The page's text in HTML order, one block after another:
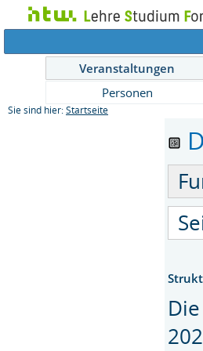
Veranstaltungen
Personen
Sie sind hier: Startseite